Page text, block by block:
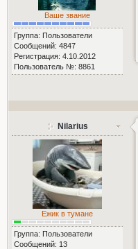
Ваше звание
Группа: Пользователи
Сообщений: 4847
Регистрация: 4.10.2012
Пользователь №: 8861
Nilarius
Ежик в тумане
Группа: Пользователи
Сообщений: 13